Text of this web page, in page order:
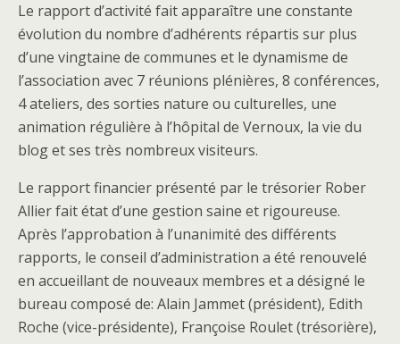
Le rapport d’activité fait apparaître une constante
évolution du nombre d’adhérents répartis sur plus
d’une vingtaine de communes et le dynamisme de
l’association avec 7 réunions plénières, 8 conférences,
4 ateliers, des sorties nature ou culturelles, une
animation régulière à l’hôpital de Vernoux, la vie du
blog et ses très nombreux visiteurs.
Le rapport financier présenté par le trésorier Rober
Allier fait état d’une gestion saine et rigoureuse.
Après l’approbation à l’unanimité des différents
rapports, le conseil d’administration a été renouvelé
en accueillant de nouveaux membres et a désigné le
bureau composé de: Alain Jammet (président), Edith
Roche (vice-présidente), Françoise Roulet (trésorière),